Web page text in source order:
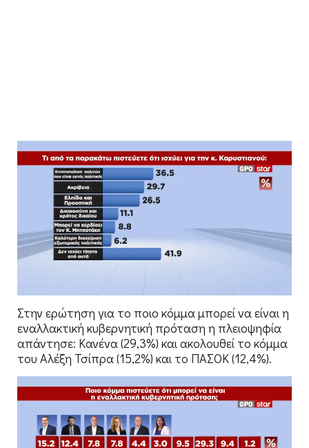
Στην ερώτηση για το ποιο κόμμα μπορεί να είναι η
εναλλακτική κυβερνητική πρόταση η πλειοψηφία
απάντησε: Κανένα (29,3%) και ακολουθεί το κόμμα
του Αλέξη Τσίπρα (15,2%) και το ΠΑΣΟΚ (12,4%).